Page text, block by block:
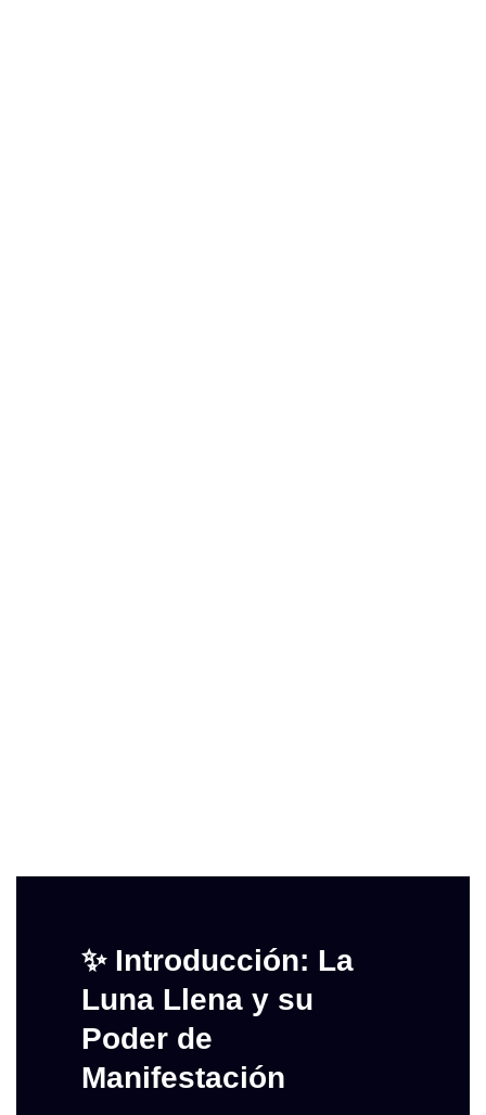
✨ Introducción: La
Luna Llena y su
Poder de
Manifestación